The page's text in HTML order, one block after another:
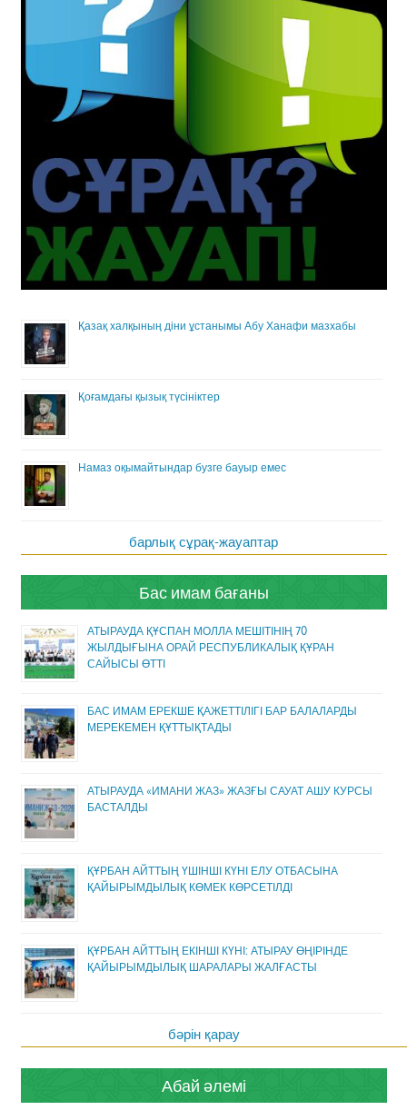
Қазақ халқының діни ұстанымы Абу Ханафи мазхабы
Қоғамдағы қызық түсініктер
Намаз оқымайтындар бузге бауыр емес
барлық сұрақ-жауаптар
Бас имам бағаны
АТЫРАУДА ҚҰСПАН МОЛЛА МЕШІТІНІҢ 70
ЖЫЛДЫҒЫНА ОРАЙ РЕСПУБЛИКАЛЫҚ ҚҰРАН
САЙЫСЫ ӨТТІ
БАС ИМАМ ЕРЕКШЕ ҚАЖЕТТІЛІГІ БАР БАЛАЛАРДЫ
МЕРЕКЕМЕН ҚҰТТЫҚТАДЫ
АТЫРАУДА «ИМАНИ ЖАЗ» ЖАЗҒЫ САУАТ АШУ КУРСЫ
БАСТАЛДЫ
ҚҰРБАН АЙТТЫҢ ҮШІНШІ КҮНІ ЕЛУ ОТБАСЫНА
ҚАЙЫРЫМДЫЛЫҚ КӨМЕК КӨРСЕТІЛДІ
ҚҰРБАН АЙТТЫҢ ЕКІНШІ КҮНІ: АТЫРАУ ӨҢІРІНДЕ
ҚАЙЫРЫМДЫЛЫҚ ШАРАЛАРЫ ЖАЛҒАСТЫ
бәрін қарау
Абай әлемі